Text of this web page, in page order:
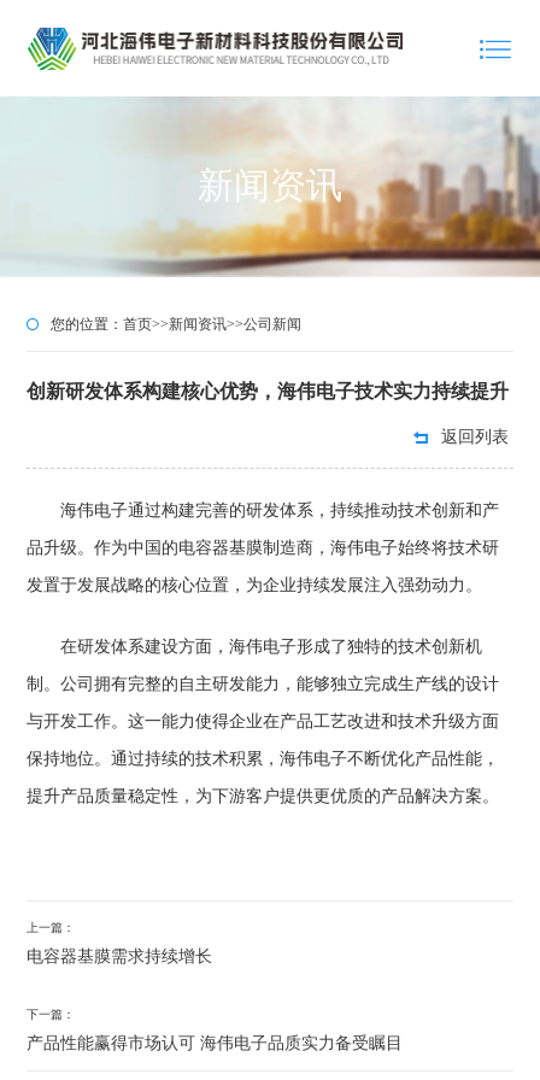
新闻资讯
您的位置：首页>>新闻资讯>>公司新闻
创新研发体系构建核心优势，海伟电子技术实力持续提升
返回列表
海伟电子通过构建完善的研发体系 ，持续推动技术创新和产
品升级。作为中国的电容器基膜制造商 ，海伟电子始终将技术研
发置于发展战略的核心位置 ， 为企业持续发展注入强劲动力 。
在研发体系建设方面 ，海伟电子形成了独特的技术创新机
制 。公司拥有完整的自主研发能力 ，能够独立完成生产线的设计
与开发工作。这一能力使得企业在产品工艺改进和技术升级方面
保持地位。通过持续的技术积累 ，海伟电子不断优化产品性能 ，
提升产品质量稳定性 ， 为下游客户提供更优质的产品解决方案。
上一篇：
电容器基膜需求持续增长
下一篇：
产品性能赢得市场认可 海伟电子品质实力备受瞩目